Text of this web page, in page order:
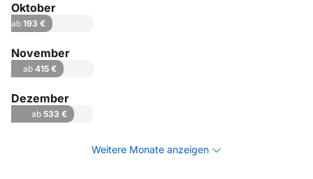
Oktober
ab 193 €
November
ab415 €
Dezember
ab 533 €
Weitere Monate anzeigen